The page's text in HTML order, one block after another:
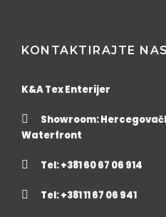
KONTAKTIRAJTE NAS
K&A Tex Enterijer
Showroom:
Waterfront
Tel: +381 60 67 06 914
Tel: +381 11 67 06 941